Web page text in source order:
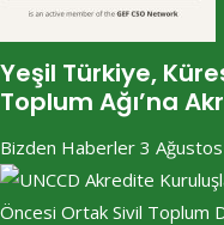
Yeşil Türkiye,
Toplum Ağı’na
Bizden Haberler 3